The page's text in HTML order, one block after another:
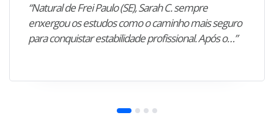
“Natural de Frei Paulo (SE), Sarah C. sempre
enxergou os estudos como o caminho mais seguro
para conquistar estabilidade profissional. Após o…”